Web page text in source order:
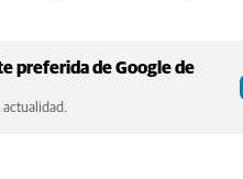
preferida de Google de